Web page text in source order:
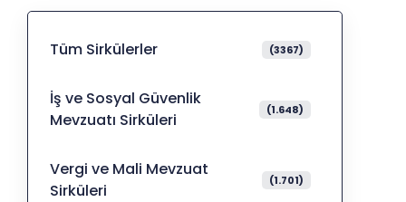
Tüm Sirkülerler (3367)
İş ve Sosyal Güvenlik
Mevzuatı Sirküleri
(1.648)
Vergi ve Mali Mevzuat
Sirküleri
(1.701)